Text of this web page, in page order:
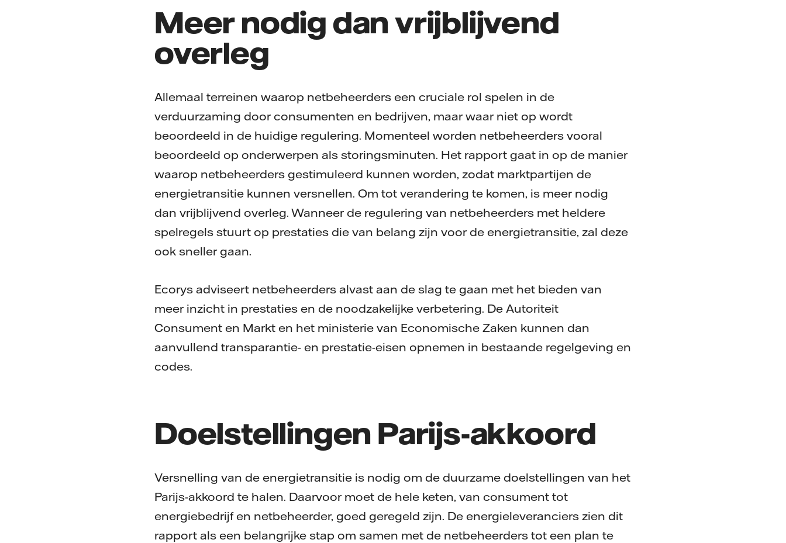
Meer nodig dan vrijblijvend
overleg
Allemaal terreinen waarop netbeheerders een cruciale rol spelen in de
verduurzaming door consumenten en bedrijven, maar waar niet op wordt
beoordeeld in de huidige regulering. Momenteel worden netbeheerders vooral
beoordeeld op onderwerpen als storingsminuten. Het rapport gaat in op de manier
waarop netbeheerders gestimuleerd kunnen worden, zodat marktpartijen de
energietransitie kunnen versnellen. Om tot verandering te komen, is meer nodig
dan vrijblijvend overleg. Wanneer de regulering van netbeheerders met heldere
spelregels stuurt op prestaties die van belang zijn voor de energietransitie, zal deze
ook sneller gaan.
Ecorys adviseert netbeheerders alvast aan de slag te gaan met het bieden van
meer inzicht in prestaties en de noodzakelijke verbetering. De Autoriteit
Consument en Markt en het ministerie van Economische Zaken kunnen dan
aanvullend transparantie- en prestatie-eisen opnemen in bestaande regelgeving en
codes.
Doelstellingen Parijs-akkoord
Versnelling van de energietransitie is nodig om de duurzame doelstellingen van het
Parijs-akkoord te halen. Daarvoor moet de hele keten, van consument tot
energiebedrijf en netbeheerder, goed geregeld zijn. De energieleveranciers zien dit
rapport als een belangrijke stap om samen met de netbeheerders tot een plan te